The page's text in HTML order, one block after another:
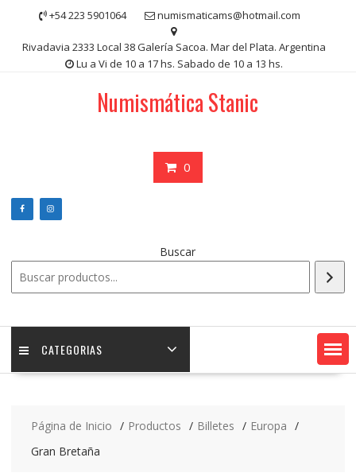
contenido
+54 223 5901064 numismaticams@hotmail.com
Rivadavia 2333 Local 38 Galería Sacoa. Mar del Plata. Argentina
Lu a Vi de 10 a 17 hs. Sabado de 10 a 13 hs.
Numismática Stanic
0
Buscar
CATEGORIAS
Página de Inicio Productos Billetes
Europa
Gran Bretaña